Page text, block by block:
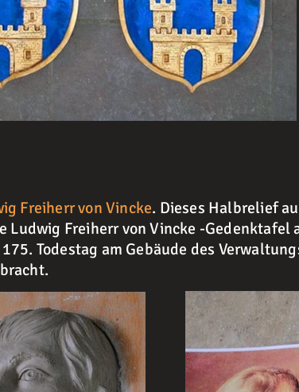
Freiherr von Vincke. Dieses Halbrelief
Ludwig Freiherr von Vincke -Gedenktafel
Todestag am Gebäude des